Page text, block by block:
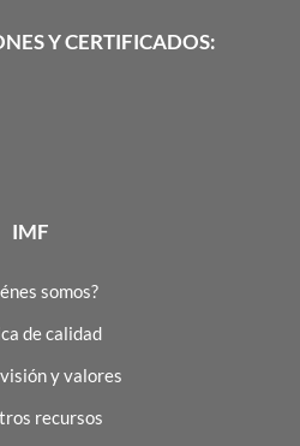
Y CERTIFICADOS:
IMF
somos?
de calidad
y valores
recursos